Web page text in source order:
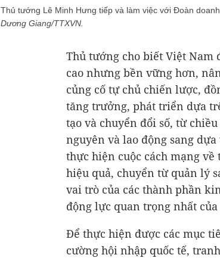
Thủ tướng Lê Minh Hưng tiếp và làm việc với Đoàn
Dương Giang/TTXVN.
Thủ tướng cho biết Việt
cao nhưng bền vững hơn,
củng cố tự chủ chiến lược,
tăng trưởng, phát triển dựa
tạo và chuyển đổi số, từ
nguyên và lao động sang
thực hiện cuộc cách mạng
hiệu quả, chuyển từ quản lý
vai trò của các thành phần
động lực quan trọng nhất
Để thực hiện được các mục
cường hội nhập quốc tế,